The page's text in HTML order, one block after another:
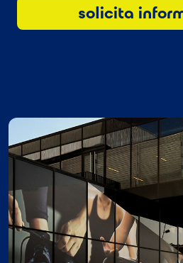
solicita